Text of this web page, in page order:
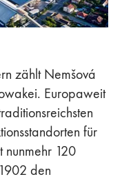
zählt Nemšová
Europaweit
für
nunmehr 120
den